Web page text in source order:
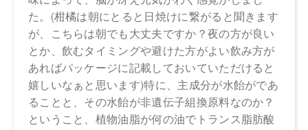
※発売日は予告なく変更する可能性がございます。予めご了
承ください。
※通常はご注文より１～３営業日での発送となります。
商品によっては、お届けまで１～２週間かかる場合がござい
ますので予めご了承ください。
●パッケージはリニューアル等の理由により、写真と異なる場